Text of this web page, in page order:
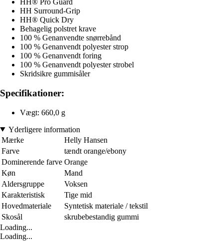
HH® Pro Guard
HH Surround-Grip
HH® Quick Dry
Behagelig polstret krave
100 % Genanvendte snørrebånd
100 % Genanvendt polyester strop
100 % Genanvendt foring
100 % Genanvendt polyester strobel
Skridsikre gummisåler
Specifikationer:
Vægt: 660,0 g
Yderligere information
Mærke
Helly Hansen
Farve
tændt orange/ebony
Dominerende farve Orange
Køn
Mand
Aldersgruppe
Voksen
Karakteristisk
Tige mid
Hovedmateriale
Syntetisk materiale / tekstil
Skosål
skrubebestandig gummi
Loading...
Loading...